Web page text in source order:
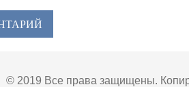
© 2019 Все права защищены.